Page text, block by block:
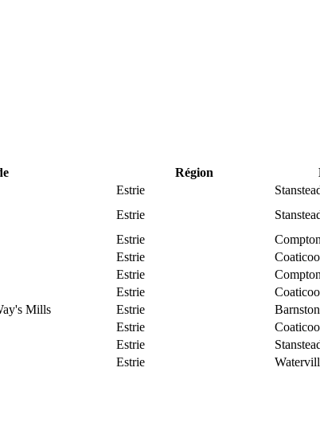
Région
Estrie
Estrie
Estrie
Compton
Estrie
Estrie
Compton
Estrie
Mills Estrie
Estrie
Estrie
Estrie